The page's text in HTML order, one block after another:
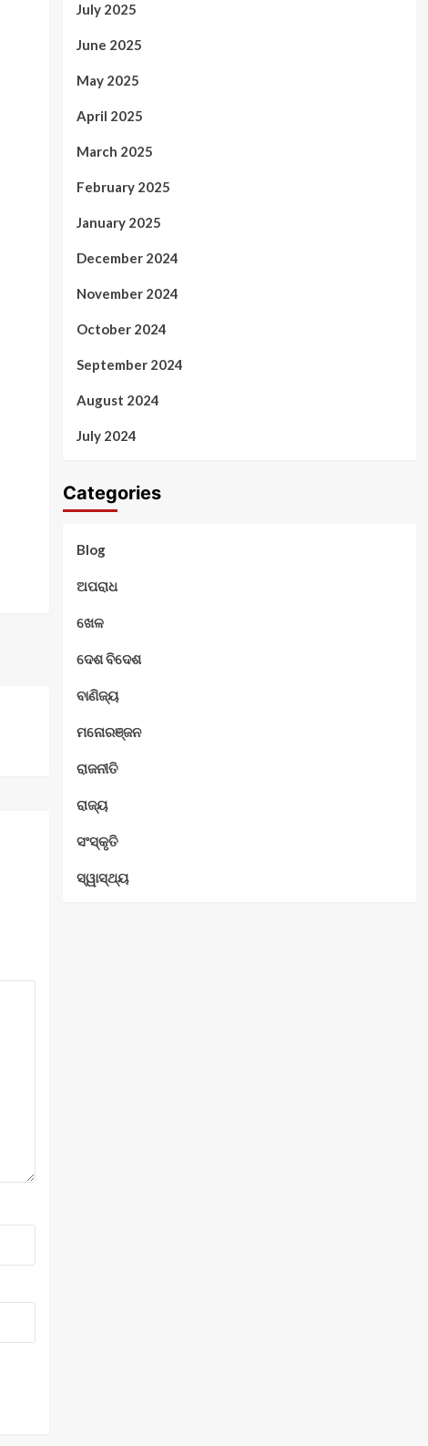
July 2025
June 2025
May 2025
April 2025
March 2025
February 2025
January 2025
December 2024
November 2024
October 2024
September 2024
August 2024
July 2024
Categories
Blog
ଅପରାଧ
ଖେଳ
ଦେଶ ବିଦେଶ
ବାଣିଜ୍ୟ
ମନୋରଞ୍ଜନ
ରାଜନୀତି
ରାଜ୍ୟ
ସଂସ୍କୃତି
ସ୍ୱାସ୍ଥ୍ୟ